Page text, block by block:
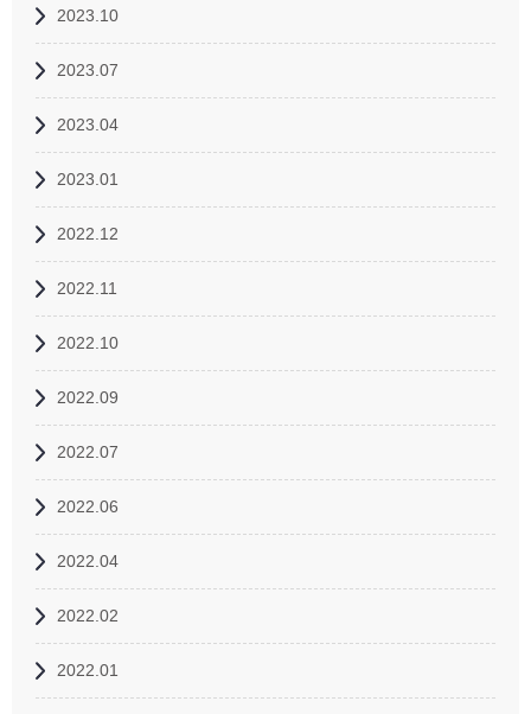
2023.10
2023.07
2023.04
2023.01
2022.12
2022.11
2022.10
2022.09
2022.07
2022.06
2022.04
2022.02
2022.01